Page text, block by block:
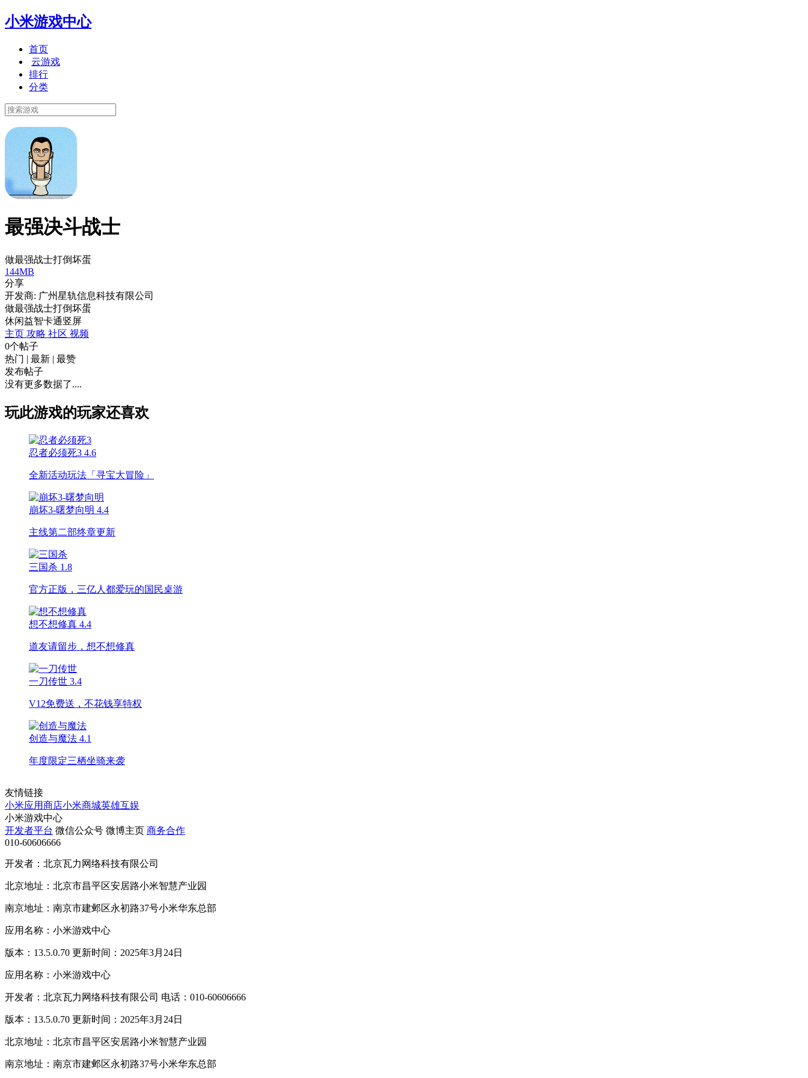
小米游戏中心
首页
云游戏
排行
分类
最强决斗战士
做最强战士打倒坏蛋
144MB
分享
开发商: 广州星轨信息科技有限公司
做最强战士打倒坏蛋
休闲益智卡通竖屏
主页 攻略 社区 视频
0个帖子
热门 | 最新 | 最赞
发布帖子
没有更多数据了....
玩此游戏的玩家还喜欢
忍者必须死3 4.6
全新活动玩法「寻宝大冒险」
崩坏3-曙梦向明 4.4
主线第二部终章更新
三国杀 1.8
官方正版，三亿人都爱玩的国民桌游
想不想修真 4.4
道友请留步，想不想修真
一刀传世 3.4
V12免费送，不花钱享特权
创造与魔法 4.1
年度限定三栖坐骑来袭
友情链接
小米应用商店小米商城英雄互娱
小米游戏中心
开发者平台 微信公众号 微博主页 商务合作
010-60606666
开发者：北京瓦力网络科技有限公司
北京地址：北京市昌平区安居路小米智慧产业园
南京地址：南京市建邺区永初路37号小米华东总部
应用名称：小米游戏中心
版本：13.5.0.70 更新时间：2025年3月24日
应用名称：小米游戏中心
开发者：北京瓦力网络科技有限公司 电话：010-60606666
版本：13.5.0.70 更新时间：2025年3月24日
北京地址：北京市昌平区安居路小米智慧产业园
南京地址：南京市建邺区永初路37号小米华东总部